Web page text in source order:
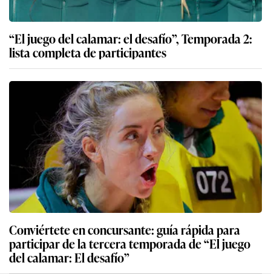
“El juego del calamar: el desafío”, Temporada 2:
lista completa de participantes
Conviértete en concursante: guía rápida para
participar de la tercera temporada de “El juego
del calamar: El desafío”